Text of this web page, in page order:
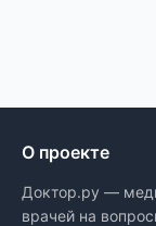
О проекте
Доктор.ру —
врачей на